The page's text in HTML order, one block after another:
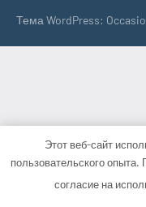
Тема WordPress:
Этот веб-сайт
пользовательского
согласие на